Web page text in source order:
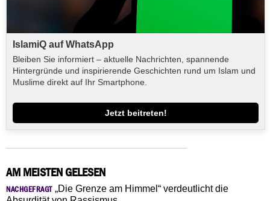
IslamiQ auf WhatsApp
Bleiben Sie informiert – aktuelle Nachrichten, spannende
Hintergründe und inspirierende Geschichten rund um Islam und
Muslime direkt auf Ihr Smartphone.
Jetzt beitreten!
AM MEISTEN GELESEN
NACHGEFRAGT„Die Grenze am Himmel“ verdeutlicht die